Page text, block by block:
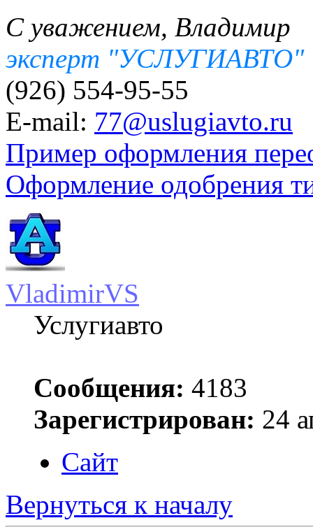
С уважением, Владимир
эксперт "УСЛУГИАВТО"
(926) 554-95-55
E-mail: 77@uslugiavto.ru
Пример оформления
Оформление одобрения
VladimirVS
Услугиавто
Сообщения: 4183
Зарегистрирован: 24
Сайт
Вернуться к началу